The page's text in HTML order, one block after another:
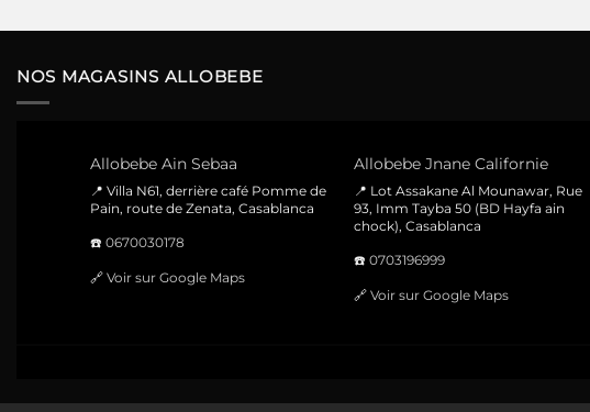
initial
200 Dhs.
actuel
125 Dhs.
initial
NOS MAGASINS ALLOBEBE
Allobebe Ain Sebaa
📍 Villa N61, derrière café Pomme de
Pain, route de Zenata, Casablanca
☎️ 0670030178
🔗 Voir sur Google Maps
Allobebe Jnane Californie
📍 Lot Assakane Al Mounawar, Rue
93, Imm Tayba 50 (BD Hayfa ain
chock), Casablanca
☎️ 0703196999
🔗 Voir sur Google Maps